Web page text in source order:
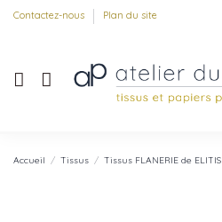
Contactez-nous Plan du site
Accueil Tissus Tissus FLANERIE de ELITIS